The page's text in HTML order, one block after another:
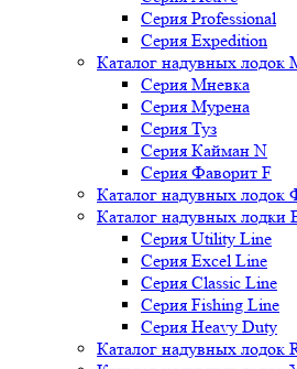
Серия Professional
Серия Expedition
Каталог надувных лодок
Серия Мневка
Серия Мурена
Серия Туз
Серия Кайман N
Серия Фаворит F
Каталог надувных лодок
Каталог надувных лодки
Серия Utility Line
Серия Excel Line
Серия Classic Line
Серия Fishing Line
Серия Heavy Duty
Каталог надувных лодок